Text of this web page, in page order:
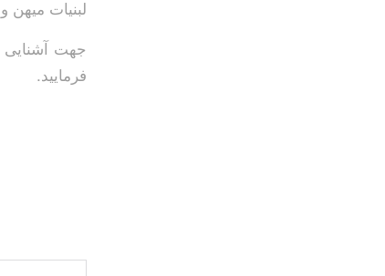
لبنیات
جهت آشنایی
فرمایید.